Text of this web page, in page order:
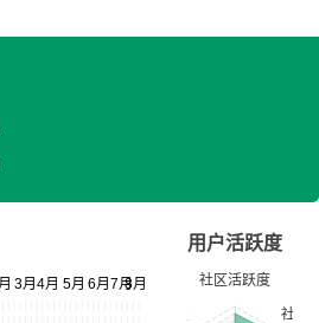
用户活跃度